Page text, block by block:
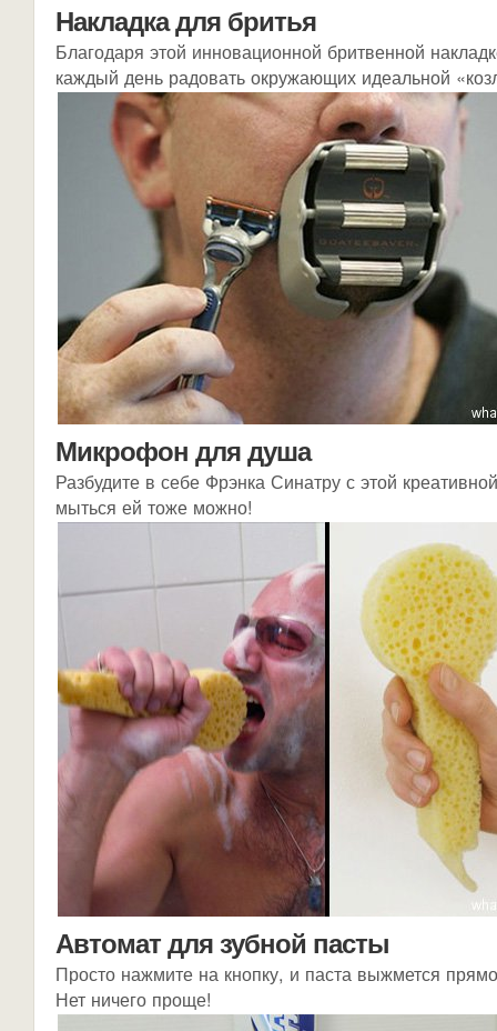
Накладка для бритья
Благодаря этой инновационной бритвенной
каждый день радовать окружающих идеальной
Микрофон для душа
Разбудите в себе Фрэнка Синатру с этой
мыться ей тоже можно!
Автомат для зубной пасты
Просто нажмите на кнопку, и паста выжмется
Нет ничего проще!